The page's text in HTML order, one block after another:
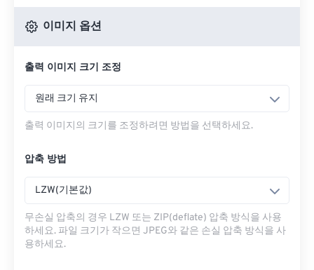
이미지 옵션
출력 이미지 크기 조정
원래 크기 유지
출력 이미지의 크기를 조정하려면 방법을 선택하세요.
압축 방법
LZW(기본값)
무손실 압축의 경우 LZW 또는 ZIP(deflate) 압축 방식을 사용
하세요. 파일 크기가 작으면 JPEG와 같은 손실 압축 방식을 사
용하세요.